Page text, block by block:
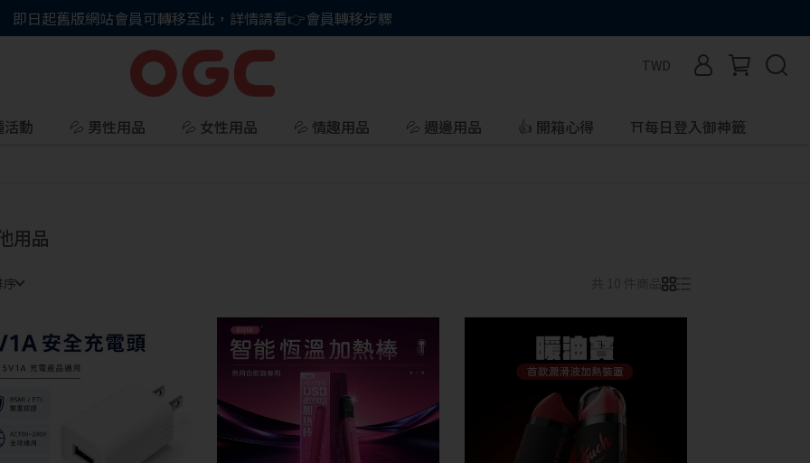
即日起舊版網站會員可轉移至此，詳情請看👉會員轉移步驟
TWD
活動 💦 男性用品 💦 女性用品 💦 情趣用品 💦 週邊用品 👍 開箱心得 ⛩️每日登入御神籤
用品
序